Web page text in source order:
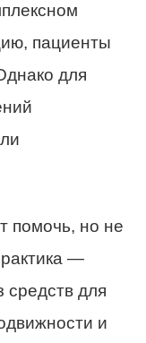
пациенты
для
помочь, но не
—
средств для
и